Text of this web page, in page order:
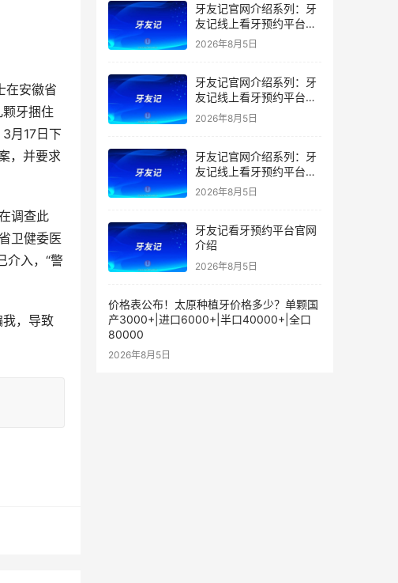
在安徽省
牙捆住
月17日下
，并要求
调查此
卫健委医
介入，“警
，导致
牙友记官网介绍系列：牙
友记线上看牙预约平台打
破口腔行业专业壁垒新手
2026年8月5日
牙友记官网介绍系列：牙
友记线上看牙预约平台落
地同城就诊经验打破未知
2026年8月5日
牙友记官网介绍系列：牙
友记线上看牙预约平台的
优势在哪里？
2026年8月5日
牙友记看牙预约平台官网
介绍
2026年8月5日
价格表公布！太原种植牙价格多少？单颗国
产3000+|进口6000+|半口40000+|全口
80000
2026年8月5日